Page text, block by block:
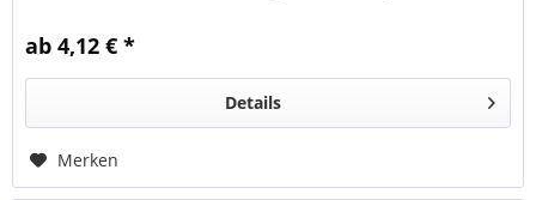
ab 4,12 € *
Details
Merken